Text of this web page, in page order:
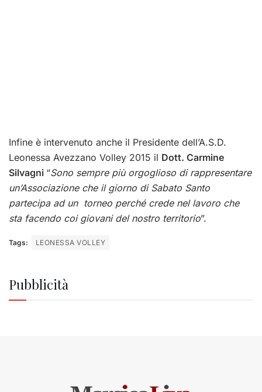
Infine è intervenuto anche il Presidente dell’A.S.D.
Leonessa Avezzano Volley 2015 il Dott. Carmine
Silvagni “Sono sempre più orgoglioso di rappresentare
un’Associazione che il giorno di Sabato Santo
partecipa ad un torneo perché crede nel lavoro che
sta facendo coi giovani del nostro territorio”.
Tags: LEONESSA VOLLEY
Pubblicità